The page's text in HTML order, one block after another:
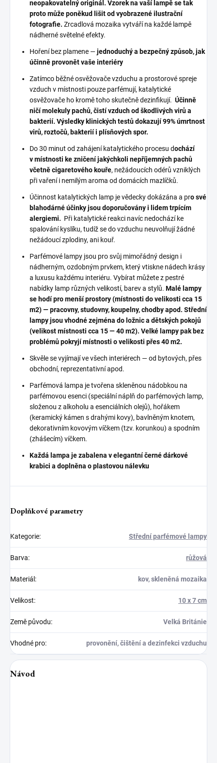
neopakovatelný originál. Vzorek na vaší lampě se tak
proto může poněkud lišit od vyobrazené ilustrační
fotografie. Zrcadlová mozaika vytváří na každé lampě
nádherné světelné efekty.
Hoření bez plamene —jednoduchý a bezpečný způsob, jak
účinně provonět vaše interiéry
Zatímco běžné osvěžovače vzduchu a prostorové spreje
vzduch v místnosti pouze parfémují, katalytické
osvěžovače ho kromě toho skutečně dezinfikují. Účinně
ničí molekuly pachů, čistí vzduch od škodlivých virů a
bakterií. Výsledky klinických testů dokazují 99% úmrtnost
virů, roztočů, bakterií i plísňových spor.
Do 30 minut od zahájení katalytického procesu dochází
v místnosti ke zničení jakýchkoli nepříjemných pachů
včetně cigaretového kouře, nežádoucích odérů vzniklých
při vaření i nemilým aroma od domácích mazlíčků.
Účinnost katalytických lamp je vědecky dokázána a pro své
blahodárné účinky jsou doporučovány i lidem trpícím
alergiemi. Při katalytické reakci navíc nedochází ke
spalování kyslíku, tudíž se do vzduchu neuvolňují žádné
nežádoucí zplodiny, ani kouř.
Parfémové lampy jsou pro svůj mimořádný design i
nádherným, ozdobným prvkem, který vtiskne nádech krásy
a luxusu každému interiéru. Vybírat můžete z pestré
nabídky lamp různých velikostí, barev a stylů. Malé lampy
se hodí pro menší prostory (místnosti do velikosti cca 15
m2) — pracovny, studovny, koupelny, chodby apod. Střední
lampy jsou vhodné zejména do ložnic a dětských pokojů
(velikost místnosti cca 15 — 40 m2). Velké lampy pak bez
problémů pokryjí místnosti o velikosti přes 40 m2.
Skvěle se vyjímají ve všech interiérech — od bytových, přes
obchodní, reprezentativní apod.
Parfémová lampa je tvořena skleněnou nádobkou na
parfémovou esenci (speciální náplň do parfémových lamp,
složenou z alkoholu a esenciálních olejů), hořákem
(keramický kámen s drahými kovy), bavlněným knotem,
dekorativním kovovým víčkem (tzv. korunkou) a spodním
(zhášecím) víčkem.
Každá lampa je zabalena v elegantní černé dárkové
krabici a doplněna o plastovou nálevku
Doplňkové parametry
Kategorie: Střední parfémové lampy
Barva: růžová
Materiál : kov, skleněná mozaika
Velikost: 10 x 7 cm
Země původu: Velká Británie
Vhodné pro: provonění, čištění a dezinfekci vzduchu
Návod